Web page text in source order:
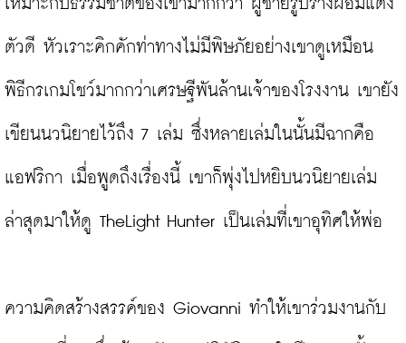
เหมาะกับธรรมชาติของเขามากกว่า ผู้ชายรูปร่างผอมแต่ง
ตัวดี หัวเราะคิกคักท่าทางไม่มีพิษภัยอย่างเขาดูเหมือน
พิธีกรเกมโชว์มากกว่าเศรษฐีพันล้านเจ้าของโรงงาน เขายัง
เขียนนวนิยายไว้ถึง 7 เล่ม ซึ่งหลายเล่มในนั้นมีฉากคือ
แอฟริกา เมื่อพูดถึงเรื่องนี้ เขาก็พุ่งไปหยิบนวนิยายเล่ม
ล่าสุดมาให้ดู TheLight Hunter เป็นเล่มที่เขาอุทิศให้พ่อ
ความคิดสร้างสรรค์ของ Giovanni ทำให้เขาร่วมงานกับ